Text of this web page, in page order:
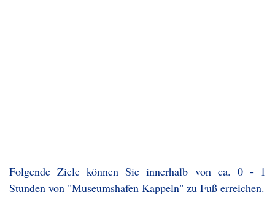
Folgende Ziele können Sie innerhalb von ca. 0 - 1
Stunden von "Museumshafen Kappeln" zu Fuß erreichen.